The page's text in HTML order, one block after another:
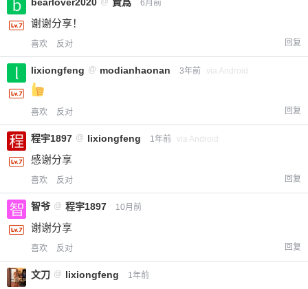
6月前
谢谢分享！
喜欢 反对 回复
lixiongfeng @ modianhaonan 3年前 via Android
喜欢 反对 回复
程宇1897 @ lixiongfeng 1年前 via Android
感谢分享
喜欢 反对 回复
智爷 @ 程宇1897 10月前
谢谢分享
喜欢 反对 回复
文刀 @ lixiongfeng 1年前